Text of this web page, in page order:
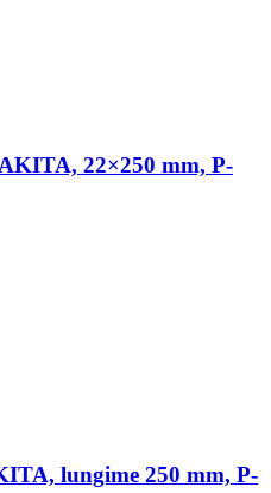
22×250 mm, P-
lungime 250 mm, P-